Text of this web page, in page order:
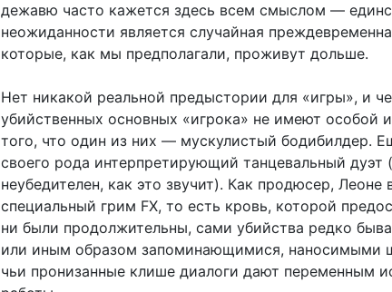
дежавю часто кажется здесь всем смыслом —
неожиданности является случайная
которые, как мы предполагали, проживут дольше.
Нет никакой реальной предыстории для «игры», и
убийственных основных «игрока» не имеют особой
того, что один из них — мускулистый бодибилдер.
своего рода интерпретирующий танцевальный дуэт
неубедителен, как это звучит). Как продюсер, Леоне
специальный грим FX, то есть кровь, которой
ни были продолжительны, сами убийства редко
или иным образом запоминающимися, наносимыми
чьи пронизанные клише диалоги дают переменным